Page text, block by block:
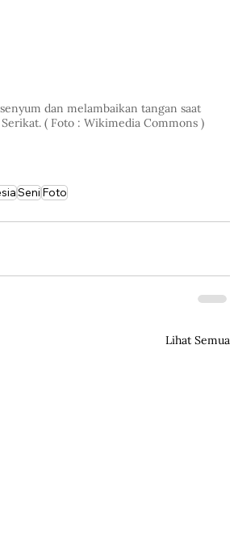
dan melambaikan tangan saat
( Foto : Wikimedia Commons )
SeniFoto
Lihat Semua